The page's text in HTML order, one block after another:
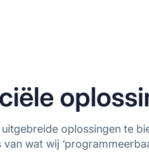
oplossingen te
wat wij